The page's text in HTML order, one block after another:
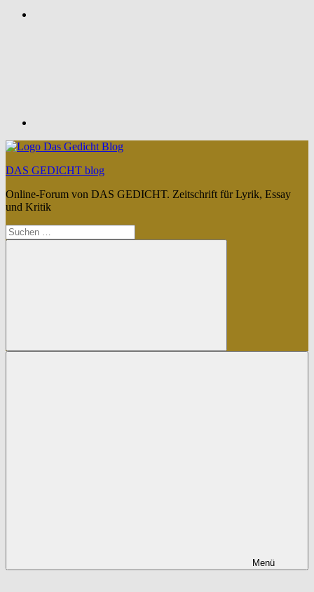
DAS GEDICHT blog
Online-Forum von DAS GEDICHT. Zeitschrift für Lyrik, Essay
und Kritik
Suchen
nach:
Suchen
Menü